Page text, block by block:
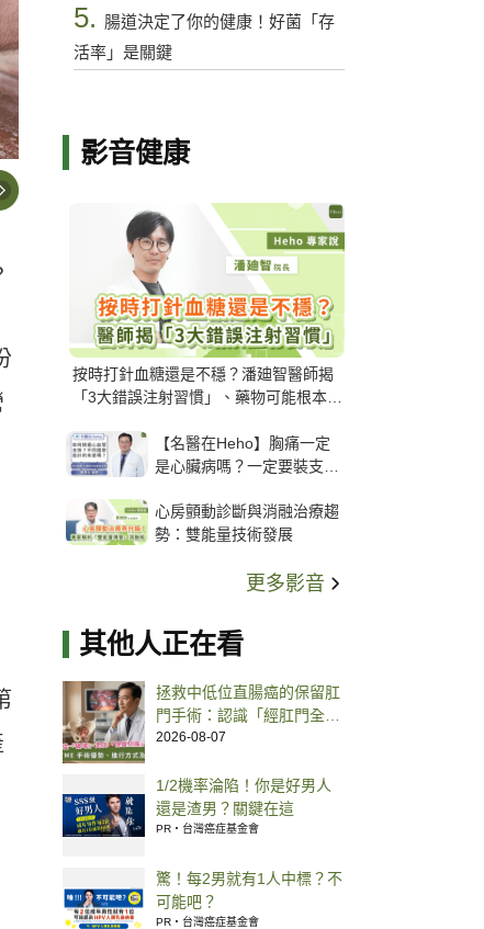
5. 腸道決定了你的健康！好菌「存
活率」是關鍵
影音健康
按時打針血糖還是不穩？潘廸智醫師揭
「3大錯誤注射習慣」、藥物可能根本沒
【名醫在Heho】胸痛一定
是心臟病嗎？一定要裝支
解析支架種類、風險與選擇
關鍵
心房顫動診斷與消融治療趨
勢：雙能量技術發展
更多影音
其他人正在看
拯救中低位直腸癌的保留肛
門手術：認識「經肛門全直
腸繫膜切除術（TaTME）」
2026-08-07
1/2機率淪陷！你是好男人
還是渣男？關鍵在這
PR・台灣癌症基金會
驚！每2男就有1人中標？不
可能吧？
PR・台灣癌症基金會